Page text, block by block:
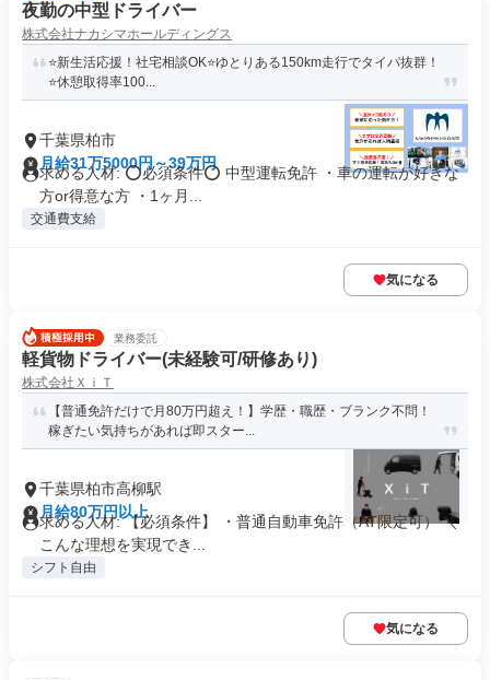
夜勤の中型ドライバー
株式会社ナカシマホールディングス
⭐️新生活応援！社宅相談OK⭐️ゆとりある150km走行でタイパ抜群！
⭐️休憩取得率100...
千葉県柏市
月給31万5000円～39万円
求める人材: ⭕必須条件⭕ 中型運転免許 ・車の運転が好きな
方or得意な方 ・1ヶ月...
交通費支給
気になる
業務委託
軽貨物ドライバー(未経験可/研修あり)
株式会社ＸｉＴ
【普通免許だけで月80万円超え！】学歴・職歴・ブランク不問！
稼ぎたい気持ちがあれば即スター...
千葉県柏市高柳駅
月給80万円以上
求める人材: 【必須条件】 ・普通自動車免許（AT限定可） ＼
こんな理想を実現でき...
シフト自由
気になる